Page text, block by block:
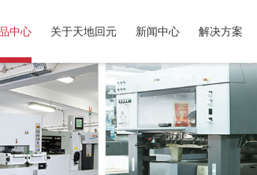
中心 关于天地回元 新闻中心 解决方案